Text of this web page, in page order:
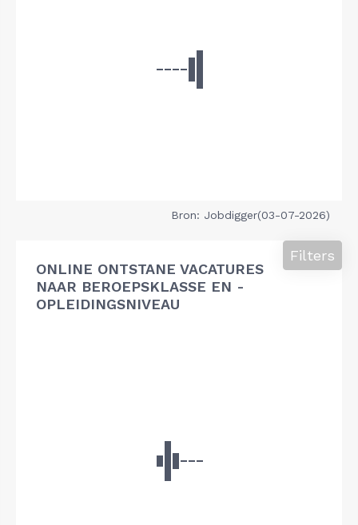
Bron: Jobdigger(03-07-2026)
ONLINE ONTSTANE VACATURES
NAAR BEROEPSKLASSE EN -
OPLEIDINGSNIVEAU
Filters